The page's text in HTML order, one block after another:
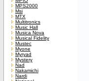
MPS2000
Msi
MTX
Multitronics
Music Hall
Musica Nova
Musical Fidelity
Mustec
Myone
Myryad
Mystery
Nad
Nakamichi
Nardi